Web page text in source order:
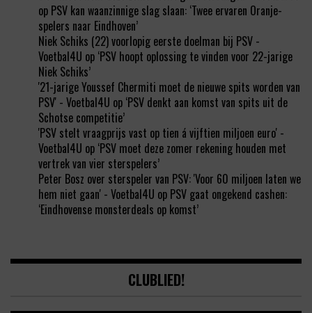
op PSV kan waanzinnige slag slaan: ‘Twee ervaren Oranje-
spelers naar Eindhoven’
Niek Schiks (22) voorlopig eerste doelman bij PSV -
Voetbal4U op ‘PSV hoopt oplossing te vinden voor 22-jarige
Niek Schiks’
'21-jarige Youssef Chermiti moet de nieuwe spits worden van
PSV' - Voetbal4U op ‘PSV denkt aan komst van spits uit de
Schotse competitie’
'PSV stelt vraagprijs vast op tien á vijftien miljoen euro' -
Voetbal4U op ‘PSV moet deze zomer rekening houden met
vertrek van vier sterspelers’
Peter Bosz over sterspeler van PSV: 'Voor 60 miljoen laten we
hem niet gaan' - Voetbal4U op PSV gaat ongekend cashen:
‘Eindhovense monsterdeals op komst’
CLUBLIED!